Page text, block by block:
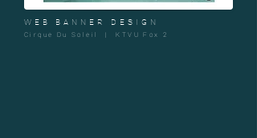
WEB BANNER DESIGN
Cirque Du Soleil | KTVU Fox 2